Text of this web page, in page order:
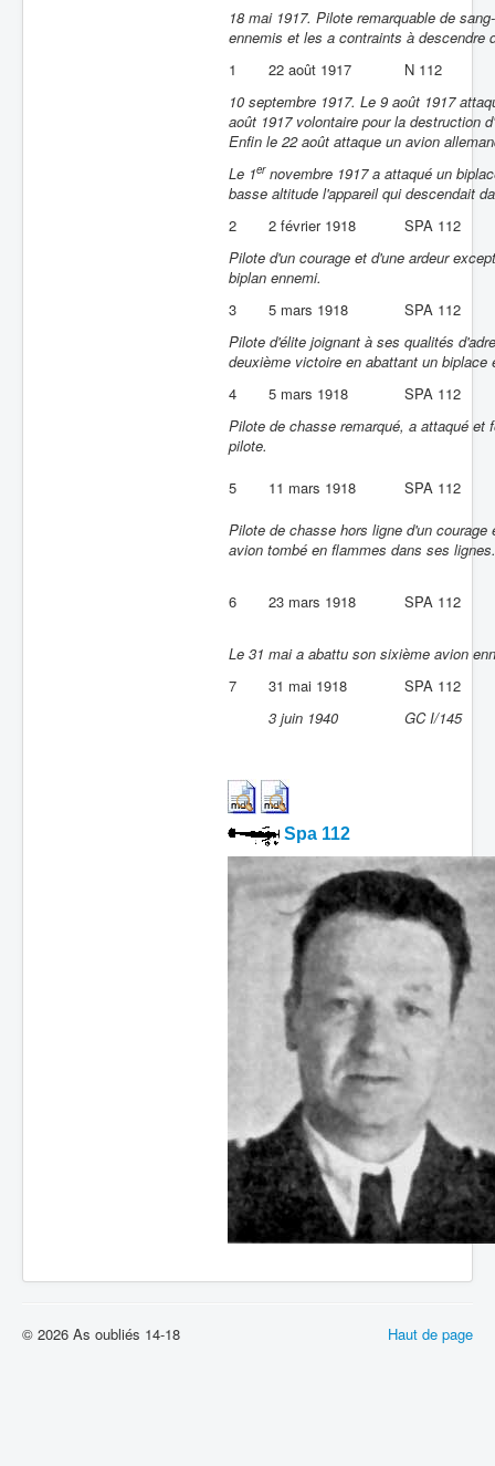
18 mai 1917. Pilote remarquable de
ennemis et les a contraints à descendre
1
22 août 1917
N 112
10 septembre 1917. Le 9 août 1917
août 1917 volontaire pour la destruction
Enfin le 22 août attaque un avion
Le 1ernovembre 1917 a attaqué un
basse altitude l'appareil qui descendait
2
2 février 1918
SPA 112
Pilote d'un courage et d'une ardeur
biplan ennemi.
3
5 mars 1918
SPA 112
Pilote d'élite joignant à ses qualités
deuxième victoire en abattant un biplace
4
5 mars 1918
SPA 112
Pilote de chasse remarqué, a attaqué et
pilote.
5
11 mars 1918
SPA 112
Pilote de chasse hors ligne d'un
avion tombé en flammes dans ses lignes.
6 23 mars 1918 SPA 112
Le 31 mai a abattu son sixième avion
7
31 mai 1918
SPA 112
3 juin 1940
GC I/145
Spa 112
Haut de page
© 2026 As oubliés 14-18